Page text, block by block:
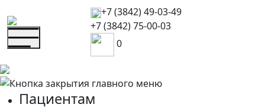
+7 (3842)49-03-49
+7 (3842)75-00-03
0
Пациентам